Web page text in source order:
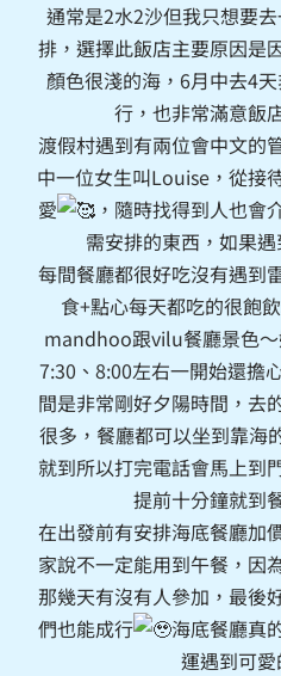
通常是2水2沙但我只想要
排，選擇此飯店主要原因是
顏色很淺的海，6月中去4
行，也非常滿意飯
渡假村遇到有兩位會中文的
中一位女生叫Louise，從接
愛
，隨時找得到人也會
需安排的東西，如果
每間餐廳都很好吃沒有遇到
食+點心每天都吃的很飽
mandhoo跟vilu餐廳景色
7:30、8:00左右一開始還擔
間是非常剛好夕陽時間，去
很多，餐廳都可以坐到靠海
就到所以打完電話會馬上到
提前十分鐘就到
在出發前有安排海底餐廳加
家說不一定能用到午餐，因
那幾天有沒有人參加，最後
們也能成行
海底餐廳真
運遇到可